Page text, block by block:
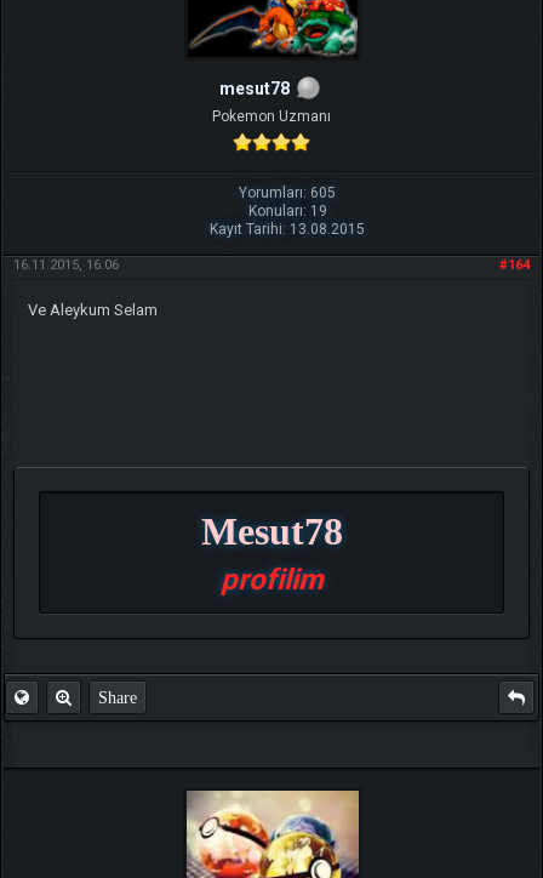
mesut78
Pokemon Uzmanı
Yorumları: 605
Konuları: 19
Kayıt Tarihi: 13.08.2015
#164
16.11.2015, 16:06
Ve Aleykum Selam
Mesut78
profilim
Share